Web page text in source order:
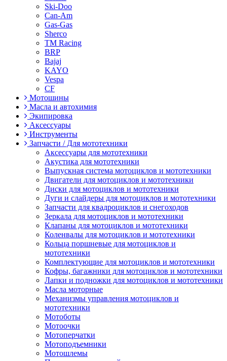
Ski-Doo
Can-Am
Gas-Gas
Sherco
TM Racing
BRP
Bajaj
KAYO
Vespa
CF
Мотошины
Масла и автохимия
Экипировка
Аксессуары
Инструменты
Запчасти / Для мототехники
Аксессуары для мототехники
Акустика для мототехники
Выпускная система мотоциклов и мототехники
Двигатели для мотоциклов и мототехники
Диски для мотоциклов и мототехники
Дуги и слайдеры для мотоциклов и мототехники
Запчасти для квадроциклов и снегоходов
Зеркала для мотоциклов и мототехники
Клапаны для мотоциклов и мототехники
Коленвалы для мотоциклов и мототехники
Кольца поршневые для мотоциклов и
мототехники
Комплектующие для мотоциклов и мототехники
Кофры, багажники для мотоциклов и мототехники
Лапки и подножки для мотоциклов и мототехники
Масла моторные
Механизмы управления мотоциклов и
мототехники
Мотоботы
Мотоочки
Мотоперчатки
Мотоподъемники
Мотошлемы